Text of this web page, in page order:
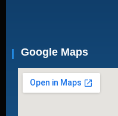
Google Maps